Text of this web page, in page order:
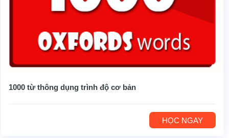
1000 từ thông dụng trình độ cơ bản
HỌC NGAY